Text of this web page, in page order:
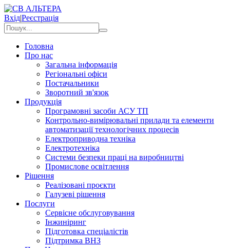
Вхід|Реєстрація
Головна
Про нас
Загальна інформація
Регіональні офіси
Постачальники
Зворотний зв'язок
Продукція
Програмовні засоби АСУ ТП
Контрольно-вимірювальні прилади та елементи
автоматизації технологічних процесів
Електроприводна техніка
Електротехніка
Системи безпеки праці на виробництві
Промислове освітлення
Рішення
Реалізовані проєкти
Галузеві рішення
Послуги
Сервісне обслуговування
Інжиніринг
Підготовка спеціалістів
Підтримка ВНЗ